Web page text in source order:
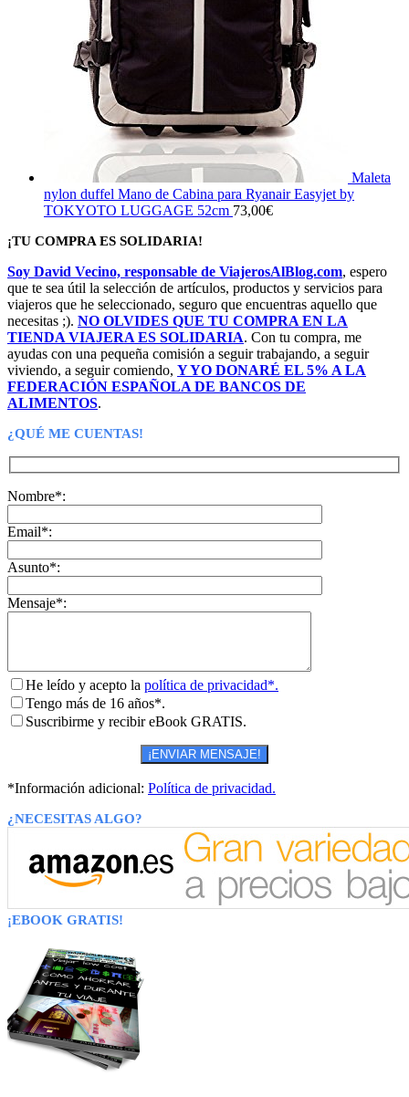
Maleta
nylon duffel Mano de Cabina para Ryanair Easyjet by
TOKYOTO LUGGAGE 52cm 73,00€
¡TU COMPRA ES SOLIDARIA!
Soy David Vecino, responsable de ViajerosAlBlog.com, espero
que te sea útil la selección de artículos, productos y servicios para
viajeros que he seleccionado, seguro que encuentras aquello que
necesitas ;). NO OLVIDES QUE TU COMPRA EN LA
TIENDA VIAJERA ES SOLIDARIA. Con tu compra, me
ayudas con una pequeña comisión a seguir trabajando, a seguir
viviendo, a seguir comiendo, Y YO DONARÉ EL 5% A LA
FEDERACIÓN ESPAÑOLA DE BANCOS DE
ALIMENTOS.
¿QUÉ ME CUENTAS!
Nombre*:
Email*:
Asunto*:
Mensaje*:
He leído y acepto la política de privacidad*.
Tengo más de 16 años*.
Suscribirme y recibir eBook GRATIS.
*Información adicional: Política de privacidad.
¿NECESITAS ALGO?
¡EBOOK GRATIS!